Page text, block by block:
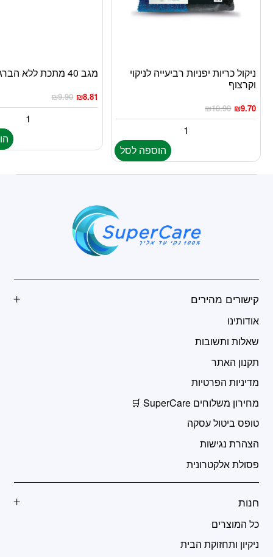
ניקול כריות יפניות רביעייה לניקוי
וקרצוף
₪10.90 ₪9.70
הוספה לסל
מגב 40 מתכת ללא הברגה
₪9.90 ₪8.81
קישורים מהירים
אודותינו
שאלות ותשובות
תקנון האתר
מדיניות הפרטיות
מחירון משלוחים SuperCare 🛒
טופס ביטול עסקה
הצהרת נגישות
פסולת אלקטרונית
חנות
כל המוצרים
ניקיון ותחזוקת הבית